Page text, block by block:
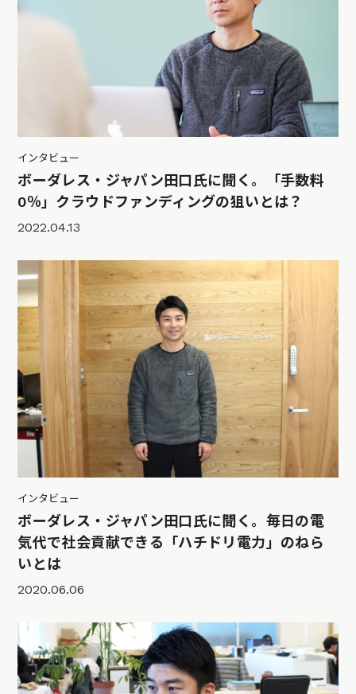
インタビュー
ボーダレス・ジャパン田口氏に聞く。「手数料
0％」クラウドファンディングの狙いとは？
2022.04.13
インタビュー
ボーダレス・ジャパン田口氏に聞く。毎日の電
気代で社会貢献できる「ハチドリ電力」のねら
いとは
2020.06.06